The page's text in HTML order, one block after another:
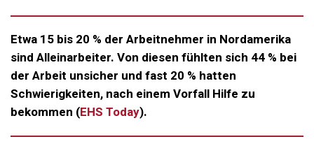
Etwa 15 bis 20 % der Arbeitnehmer in Nordamerika
sind Alleinarbeiter. Von diesen fühlten sich 44 % bei
der Arbeit unsicher und fast 20 % hatten
Schwierigkeiten, nach einem Vorfall Hilfe zu
bekommen (EHS Today).